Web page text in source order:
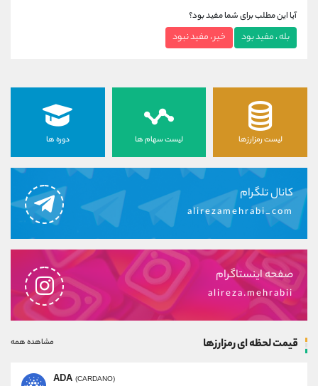
آیا این مطلب برای شما مفید بود؟
بله ، مفید بود خیر ، مفید نبود
لیست رمزارزها لیست سهام ها دوره ها
کانال تلگرام
alirezamehrabi_com
صفحه اینستاگرام
alireza.mehrabii
قیمت لحظه ای رمزارزها مشاهده همه
ADA (CARDANO)